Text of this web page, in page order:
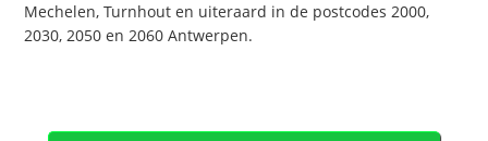
Mechelen, Turnhout en uiteraard in de postcodes 2000,
2030, 2050 en 2060 Antwerpen.